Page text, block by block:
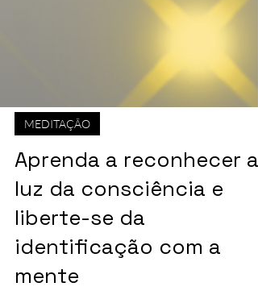
MEDITAÇÃO
Aprenda a reconhecer a
luz da consciência e
liberte-se da
identificação com a